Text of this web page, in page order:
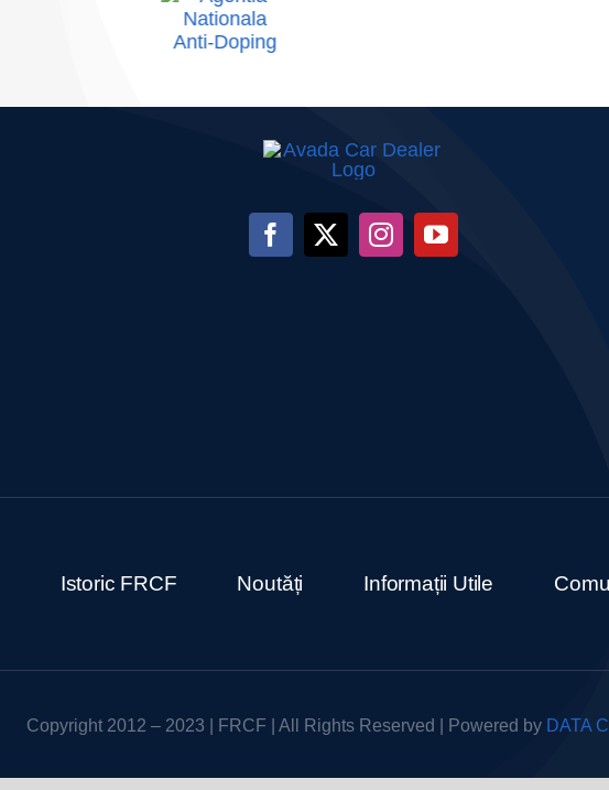
Istoric FRCF Noutăți Informații Utile
Copyright 2012 – 2023 | FRCF | All Rights Reserved | Powered by DATA